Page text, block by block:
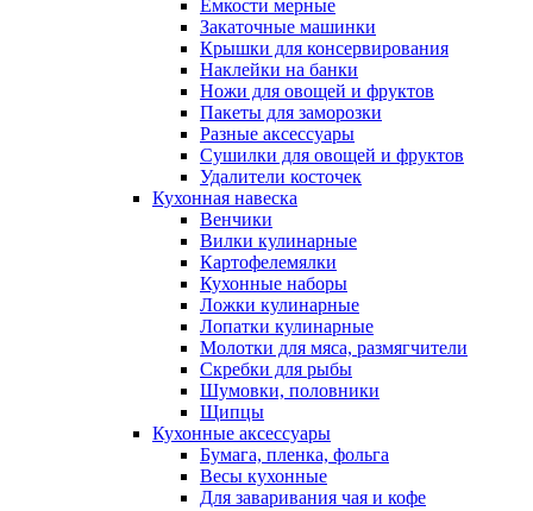
Емкости мерные
Закаточные машинки
Крышки для консервирования
Наклейки на банки
Ножи для овощей и фруктов
Пакеты для заморозки
Разные аксессуары
Сушилки для овощей и фруктов
Удалители косточек
Кухонная навеска
Венчики
Вилки кулинарные
Картофелемялки
Кухонные наборы
Ложки кулинарные
Лопатки кулинарные
Молотки для мяса, размягчители
Скребки для рыбы
Шумовки, половники
Щипцы
Кухонные аксессуары
Бумага, пленка, фольга
Весы кухонные
Для заваривания чая и кофе